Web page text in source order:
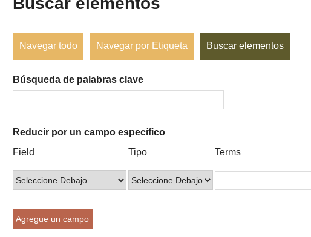
Navegar todo Navegar por Etiqueta Buscar elementos
Búsqueda de palabras clave
of
rows
in
por
un
Reducir por un campo específico
Campo
búsqueda
Tipo
búsqueda
Términos
búsqueda
Ensamblador
Búsqueda
Field Tipo Terms
Agregue un campo